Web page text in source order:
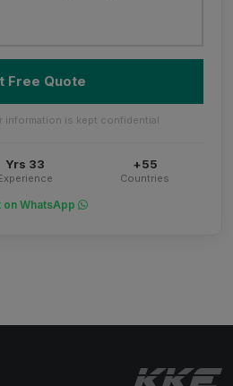
Free Quote
information is kept confidential.
55+
Countries
33 Yrs